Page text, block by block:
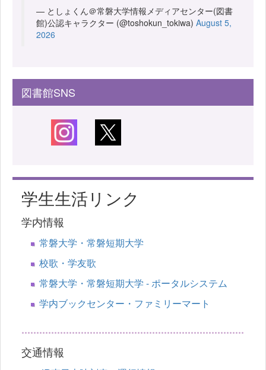
— としょくん＠常磐大学情報メディアセンター(図書
館)公認キャラクター (@toshokun_tokiwa) August 5,
2026
図書館SNS
学生生活リンク
学内情報
常磐大学・常磐短期大学
校歌・学友歌
常磐大学・常磐短期大学 - ポータルシステム
学内ブックセンター・ファミリーマート
交通情報